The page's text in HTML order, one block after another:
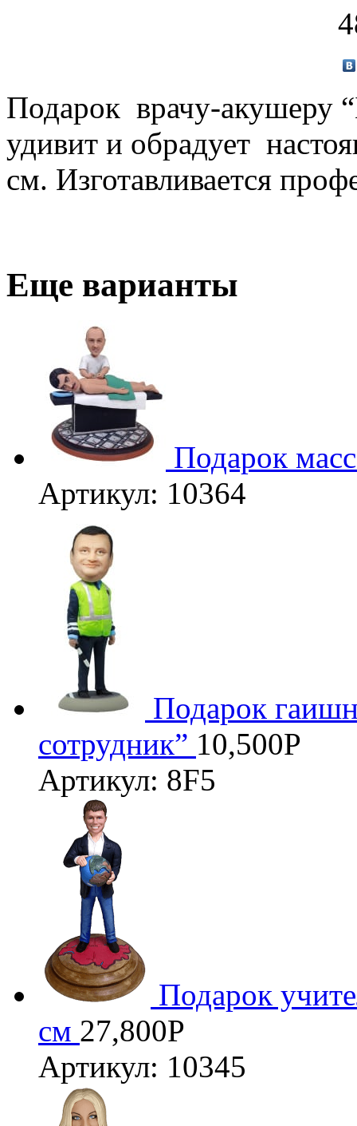
Подарок врачу-акушеру
удивит и обрадует
см. Изготавливается
Еще варианты
Подарок
Артикул: 10364
Подарок
сотрудник” 10,500Р
Артикул: 8F5
Подарок
см 27,800Р
Артикул: 10345